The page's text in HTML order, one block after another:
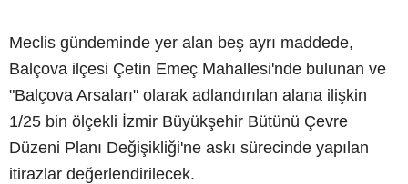
Meclis gündeminde yer alan beş ayrı maddede,
Balçova ilçesi Çetin Emeç Mahallesi'nde bulunan ve
"Balçova Arsaları" olarak adlandırılan alana ilişkin
1/25 bin ölçekli İzmir Büyükşehir Bütünü Çevre
Düzeni Planı Değişikliği'ne askı sürecinde yapılan
itirazlar değerlendirilecek.